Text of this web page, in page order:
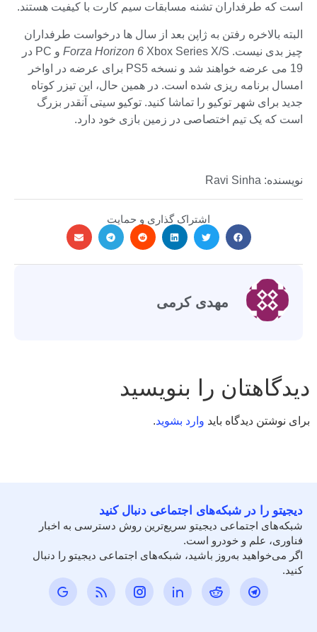
است که طرفداران تشنه مسابقات سیم کارت با کیفیت هستند.
البته بالاخره رفتن به ژاپن بعد از سال ها درخواست طرفداران
چیز بدی نیست.
Forza Horizon 6
Xbox Series X/S و PC در
19 می عرضه خواهند شد و نسخه PS5 برای عرضه در اواخر
امسال برنامه ریزی شده است. در همین حال، این تیزر کوتاه
جدید برای شهر توکیو را تماشا کنید. توکیو سیتی آنقدر بزرگ
است که یک تیم اختصاصی در زمین بازی خود دارد.
نویسنده: Ravi Sinha
اشتراک گذاری و حمایت
مهدی کرمی
دیدگاهتان را بنویسید
برای نوشتن دیدگاه باید وارد بشوید.
دیجیتو را در شبکه‌های اجتماعی دنبال کنید
شبکه‌های اجتماعی دیجیتو سریع‌ترین روش دسترسی به اخبار
فناوری، علم و خودرو است.
اگر می‌خواهید به‌روز باشید، شبکه‌های اجتماعی دیجیتو را دنبال
کنید.